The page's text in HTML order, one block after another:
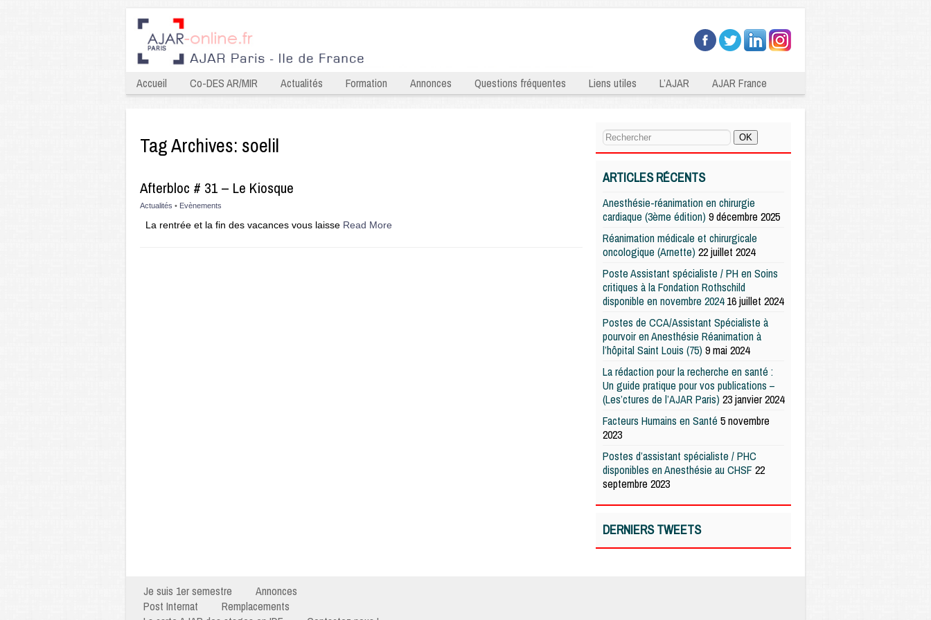
Accueil Co-DES AR/MIR Actualités Formation Annonces Questions fréquentes Liens utiles L’AJAR AJAR France
Tag Archives: soelil
Afterbloc # 31 – Le Kiosque
Actualités • Evènements
La rentrée et la fin des vacances vous laisse Read More
ARTICLES RÉCENTS
Anesthésie-réanimation en chirurgie
cardiaque (3ème édition) 9 décembre 2025
Réanimation médicale et chirurgicale
oncologique (Arnette) 22 juillet 2024
Poste Assistant spécialiste / PH en Soins
critiques à la Fondation Rothschild
disponible en novembre 2024 16 juillet 2024
Postes de CCA/Assistant Spécialiste à
pourvoir en Anesthésie Réanimation à
l’hôpital Saint Louis (75) 9 mai 2024
La rédaction pour la recherche en santé :
Un guide pratique pour vos publications –
(Les’ctures de l’AJAR Paris) 23 janvier 2024
Facteurs Humains en Santé 5 novembre
2023
Postes d’assistant spécialiste / PHC
disponibles en Anesthésie au CHSF 22
septembre 2023
DERNIERS TWEETS
Je suis 1er semestre
Annonces
Post Internat
Remplacements